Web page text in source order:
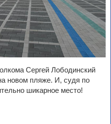
Сергей Лободинский
новом пляже. И, судя по
шикарное место!